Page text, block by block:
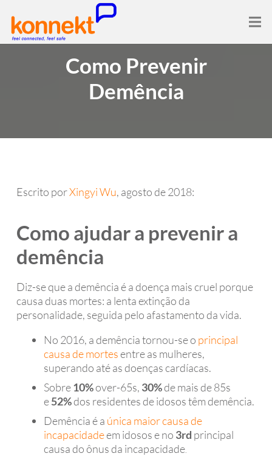
Como Prevenir
Demência
Escrito porXingyi Wu, agosto de 2018:
Como ajudar a prevenir a
demência
Diz-se que a demência é a doença mais cruel porque
causa duas mortes: a lenta extinção da
personalidade, seguida pelo afastamento da vida.
No 2016, a demência tornou-se o principal
causa de mortesentre as mulheres,
superando até as doenças cardíacas.
Sobre10%over-65s, 30%de mais de 85s
e52%dos residentes de idosos têm demência.
Demência é a única maior causa de
incapacidadeem idosos e no 3rd principal
causa do ônus da incapacidade.